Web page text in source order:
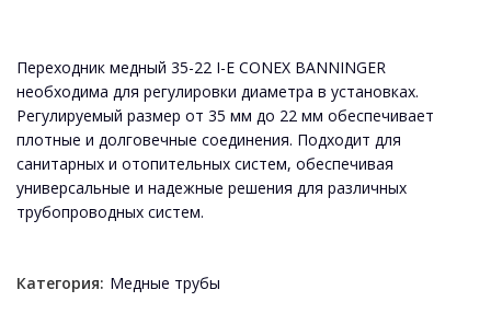
Переходник медный 35-22 I-E CONEX BANNINGER
необходима для регулировки диаметра в установках.
Регулируемый размер от 35 мм до 22 мм обеспечивает
плотные и долговечные соединения. Подходит для
санитарных и отопительных систем, обеспечивая
универсальные и надежные решения для различных
трубопроводных систем.
Категория: Медные трубы